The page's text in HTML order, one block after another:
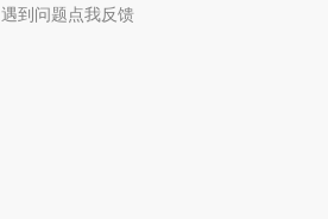
遇到问题点我反馈